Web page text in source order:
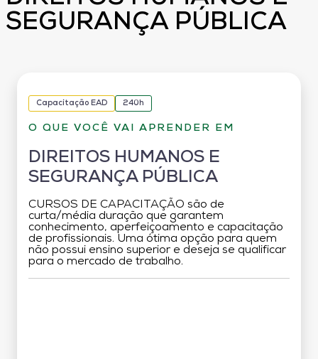
SEGURANÇA PÚBLICA
Capacitação EAD 240h
O QUE VOCÊ VAI APRENDER EM
DIREITOS HUMANOS E
SEGURANÇA PÚBLICA
CURSOS DE CAPACITAÇÃO são de
curta/média duração que garantem
conhecimento, aperfeiçoamento e capacitação
de profissionais. Uma ótima opção para quem
não possui ensino superior e deseja se qualificar
para o mercado de trabalho.